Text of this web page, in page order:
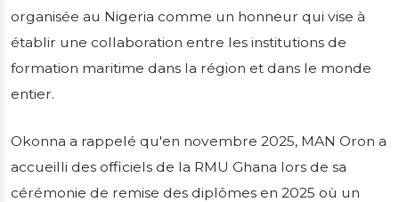
organisée au Nigeria comme un honneur qui vise à
établir une collaboration entre les institutions de
formation maritime dans la région et dans le monde
entier.
Okonna a rappelé qu'en novembre 2025, MAN Oron a
accueilli des officiels de la RMU Ghana lors de sa
cérémonie de remise des diplômes en 2025 où un